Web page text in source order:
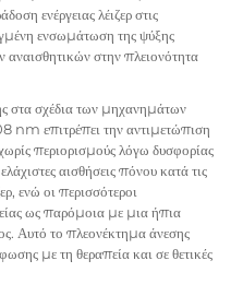
ενέργειας λέιζερ στις
ενσωμάτωση της ψύξης
αναισθητικών στην πλειονότητα
στα σχέδια των μηχανημάτων
nm επιτρέπει την αντιμετώπιση
περιορισμούς λόγω δυσφορίας
αισθήσεις πόνου κατά τις
ενώ οι περισσότεροι
ως παρόμοια με μια ήπια
Αυτό το πλεονέκτημα άνεσης
με τη θεραπεία και σε θετικές